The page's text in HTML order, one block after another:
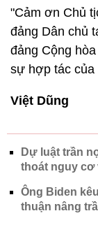
"Cảm ơn Chủ
đảng Dân chủ
đảng Cộng
sự hợp tác của
Việt Dũng
Dự luật trần
thoát nguy cơ
Ông Biden
thuận nâng